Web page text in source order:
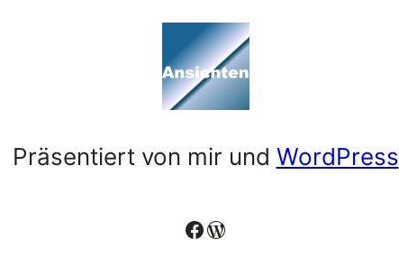
Präsentiert von mir und WordPress
Facebook
WordPress